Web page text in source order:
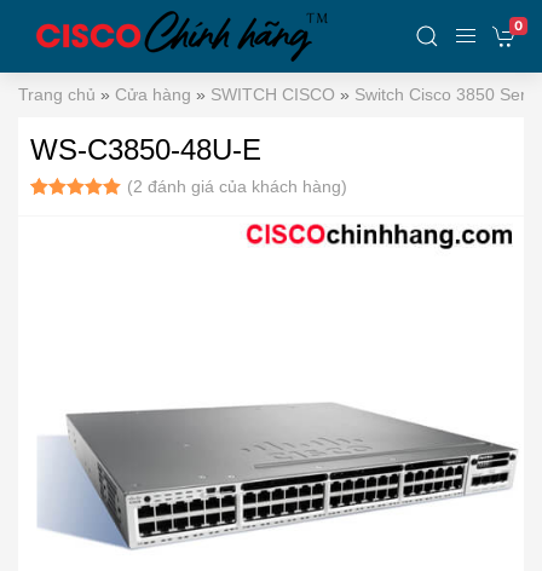
0
Trang chủ » Cửa hàng » SWITCH CISCO » Switch Cisco 3850
WS-C3850-48U-E
(2 đánh giá của khách hàng)